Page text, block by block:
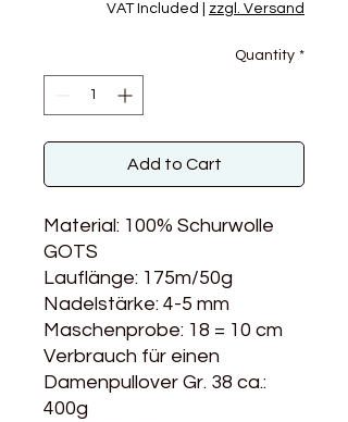
VAT Included zzgl. Versand
Quantity *
Add to Cart
Material: 100% Schurwolle
GOTS
Lauflänge: 175m/50g
Nadelstärke: 4-5 mm
Maschenprobe: 18 = 10 cm
Verbrauch für einen
Damenpullover Gr. 38 ca.:
400g